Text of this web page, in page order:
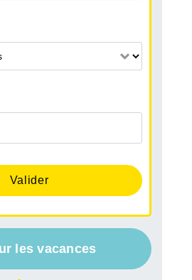
les vacances